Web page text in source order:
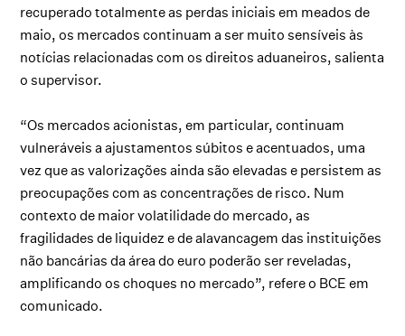
recuperado totalmente as perdas iniciais em meados de
maio, os mercados continuam a ser muito sensíveis às
notícias relacionadas com os direitos aduaneiros, salienta
o supervisor.
“Os mercados acionistas, em particular, continuam
vulneráveis a ajustamentos súbitos e acentuados, uma
vez que as valorizações ainda são elevadas e persistem as
preocupações com as concentrações de risco. Num
contexto de maior volatilidade do mercado, as
fragilidades de liquidez e de alavancagem das instituições
não bancárias da área do euro poderão ser reveladas,
amplificando os choques no mercado”, refere o BCE em
comunicado.